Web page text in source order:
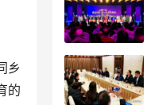
乡
的